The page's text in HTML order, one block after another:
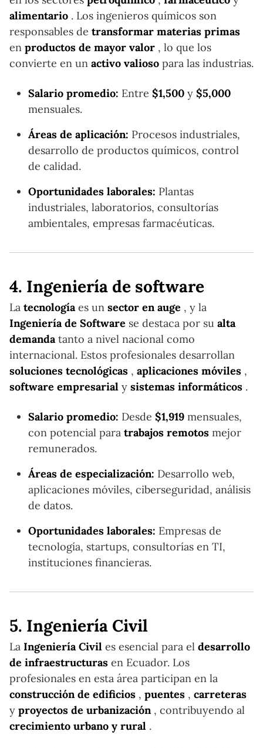
alimentario . Los ingenieros químicos son
responsables de transformar materias primas
en productos de mayor valor , lo que los
convierte en un activo valioso para las industrias.
Salario promedio: Entre $1,500 y $5,000
mensuales.
Áreas de aplicación: Procesos industriales,
desarrollo de productos químicos, control
de calidad.
Oportunidades laborales: Plantas
industriales, laboratorios, consultorías
ambientales, empresas farmacéuticas.
4. Ingeniería de software
La tecnologíaes un sector en auge , y la
Ingeniería de Software se destaca por su alta
demandatanto a nivel nacional como
internacional. Estos profesionales desarrollan
soluciones tecnológicas , aplicaciones móviles ,
software empresarial y sistemas informáticos .
Salario promedio: Desde $1,919 mensuales,
con potencial para trabajos remotos mejor
remunerados.
Áreas de especialización: Desarrollo web,
aplicaciones móviles, ciberseguridad, análisis
de datos.
Oportunidades laborales: Empresas de
tecnología, startups, consultorías en TI,
instituciones financieras.
5. Ingeniería Civil
La Ingeniería Civil es esencial para el desarrollo
de infraestructuras en Ecuador. Los
profesionales en esta área participan en la
construcción de edificios , puentes , carreteras
y proyectos de urbanización, contribuyendo al
crecimiento urbano y rural .